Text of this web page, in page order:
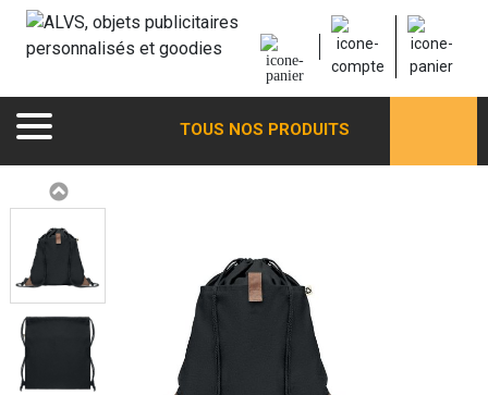
TOUS NOS PRODUITS